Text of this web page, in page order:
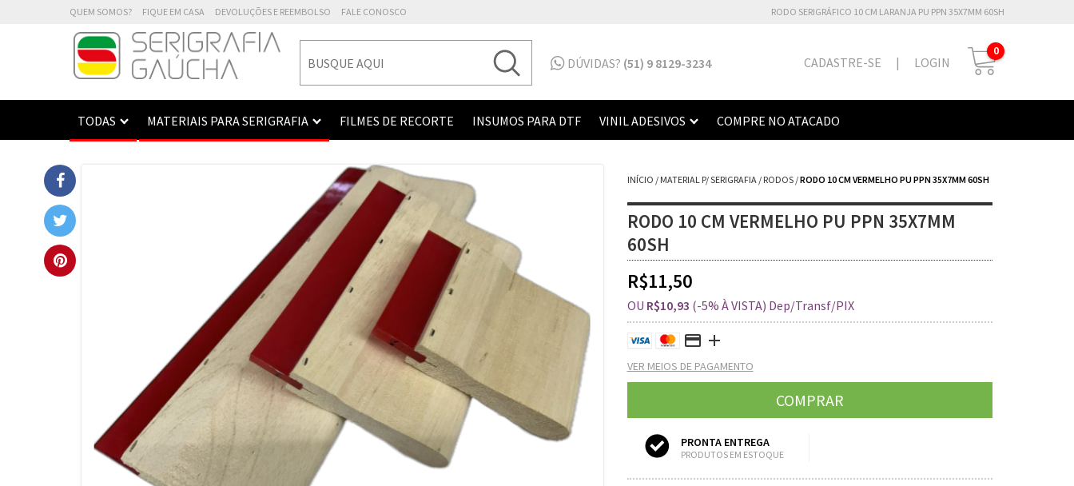
QUEM SOMOS? FIQUE EM CASA DEVOLUÇÕES E REEMBOLSO FALE CONOSCO RODO SERIGRÁFICO 10 CM LARANJA PU PPN 35X7MM 60SH
DÚVIDAS? (51) 9 8129-3234
0
CADASTRE-SE | LOGIN
TODAS MATERIAIS PARA SERIGRAFIA FILMES DE RECORTE INSUMOS PARA DTF VINIL ADESIVOS COMPRE NO ATACADO
INÍCIO / MATERIAL P/ SERIGRAFIA / RODOS /RODO 10 CM VERMELHO PU PPN 35X7MM 60SH
RODO 10 CM VERMELHO PU PPN 35X7MM
60SH
R$11,50
OU R$10,93 (-5% À VISTA) Dep/Transf/PIX
VER MEIOS DE PAGAMENTO
PRONTA ENTREGA
PRODUTOS EM ESTOQUE